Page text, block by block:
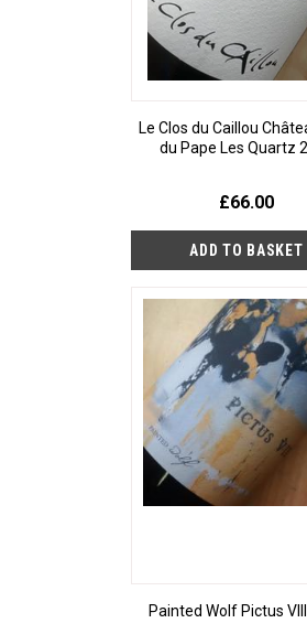
Le Clos du Caillou
du Pape Les Quartz
£66.00
Painted Wolf Pictus